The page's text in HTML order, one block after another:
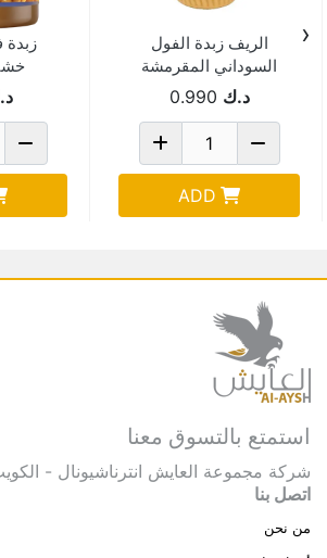
الريف زبدة الفول
السوداني المقرمشة
د.ك 0.990
ADD
خشنة
‹
استمتع بالتسوق معنا
شركة مجموعة العايش انترناشيونال -
اتصل بنا
من نحن